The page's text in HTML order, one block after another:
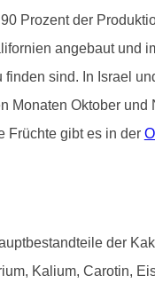
Prozent der
angebaut und
sind. In Israel
Monaten Oktober und
Früchte gibt es in der
der
Kalium, Carotin,